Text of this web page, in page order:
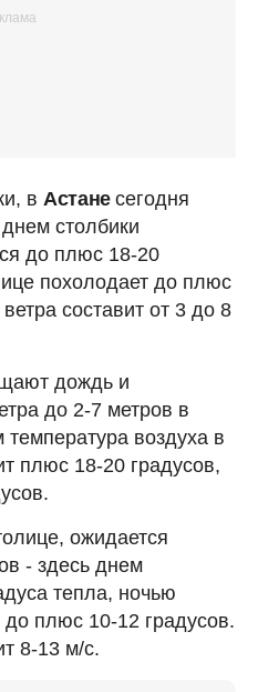
в Астанесегодня
столбики
до плюс 18-20
похолодает до плюс
составит от 3 до 8
дождь и
до 2-7 метров в
воздуха в
плюс 18-20 градусов,
ожидается
- здесь днем
тепла, ночью
до плюс 10-12 градусов.
8-13 м/с.